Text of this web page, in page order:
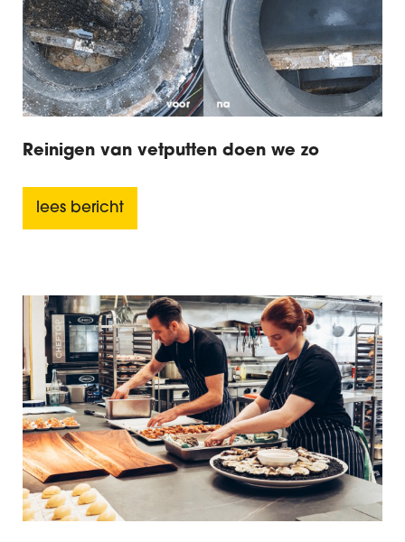
Reinigen van vetputten doen we zo
lees bericht